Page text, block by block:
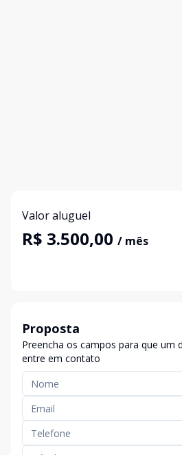
Valor aluguel
R$ 3.500,00 / mês
Proposta
Preencha os campos para que um
entre em contato